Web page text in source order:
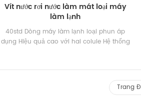
Vít nước rơi nước làm mát loại máy
làm lạnh
40std Dòng máy làm lạnh loại phun áp
dụng Hiệu quả cao với hai colule Hệ thống
màng rơi, R22, R134a Chất làm lạnh. Phục
hồi nhiệt có thể được cấu hình dựa trên
Khách hàng nhu cầu. Đơn vị có 39 tiêuTrang